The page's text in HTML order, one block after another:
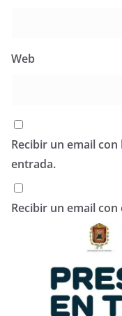
Web
Recibir un email
entrada.
Recibir un email